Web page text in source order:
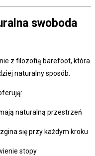
swoboda
z filozofią barefoot, która
naturalny sposób.
naturalną przestrzeń
się przy każdym kroku
stopy